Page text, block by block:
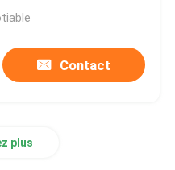
Contact
plus